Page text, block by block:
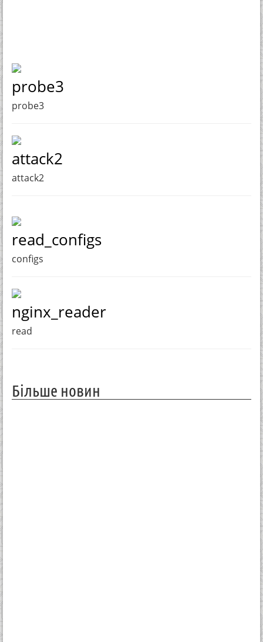
probe3
probe3
attack2
attack2
read_configs
configs
nginx_reader
read
Більше новин